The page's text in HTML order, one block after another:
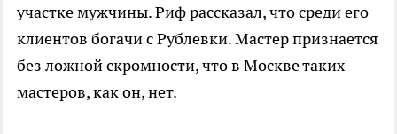
участке мужчины. Риф рассказал, что среди его
клиентов богачи с Рублевки. Мастер признается
без ложной скромности, что в Москве таких
мастеров, как он, нет.